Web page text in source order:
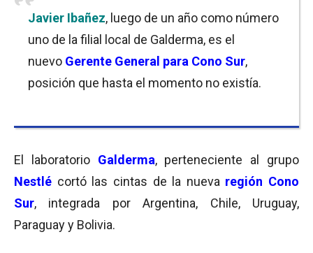
Javier Ibañez, luego de un año como número
uno de la filial local de Galderma, es el
nuevo Gerente General para Cono Sur,
posición que hasta el momento no existía.
El laboratorio Galderma, perteneciente al grupo
Nestlé cortó las cintas de la nueva región Cono
Sur, integrada por Argentina, Chile, Uruguay,
Paraguay y Bolivia.